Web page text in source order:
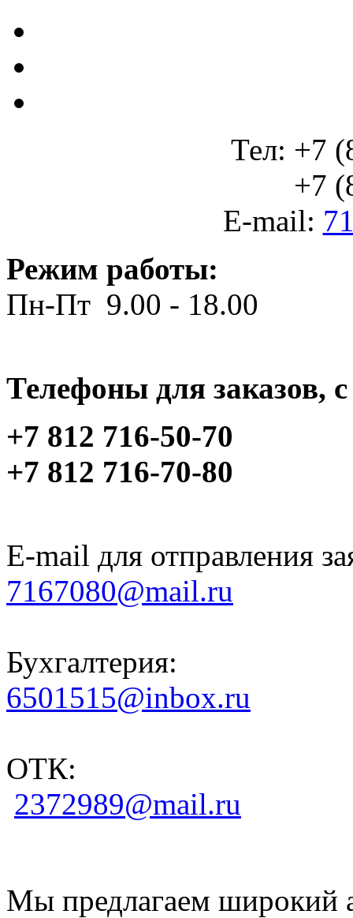
Тел: +7
+7
E-mail:
Режим работы:
Пн-Пт 9.00 - 18.00
Телефоны для заказов,
+7 812 716-50-70
+7 812 716-70-80
E-mail для отправления
7167080@mail.ru
Бухгалтерия:
6501515@inbox.ru
ОТК:
2372989@mail.ru
Мы предлагаем широкий